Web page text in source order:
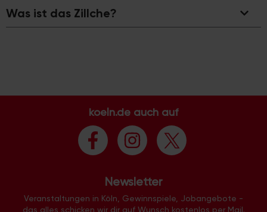
Was ist das Zillche?
koeln.de auch auf
Newsletter
Veranstaltungen in Köln, Gewinnspiele, Jobangebote -
das alles schicken wir dir auf Wunsch kostenlos per Mail.